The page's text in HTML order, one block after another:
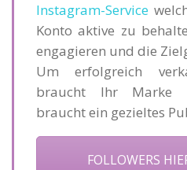
Instagram-Service
Konto aktive zu
engagieren und die
Um erfolgreich
braucht Ihr Marke
braucht ein gezieltes
FOLLOWERS